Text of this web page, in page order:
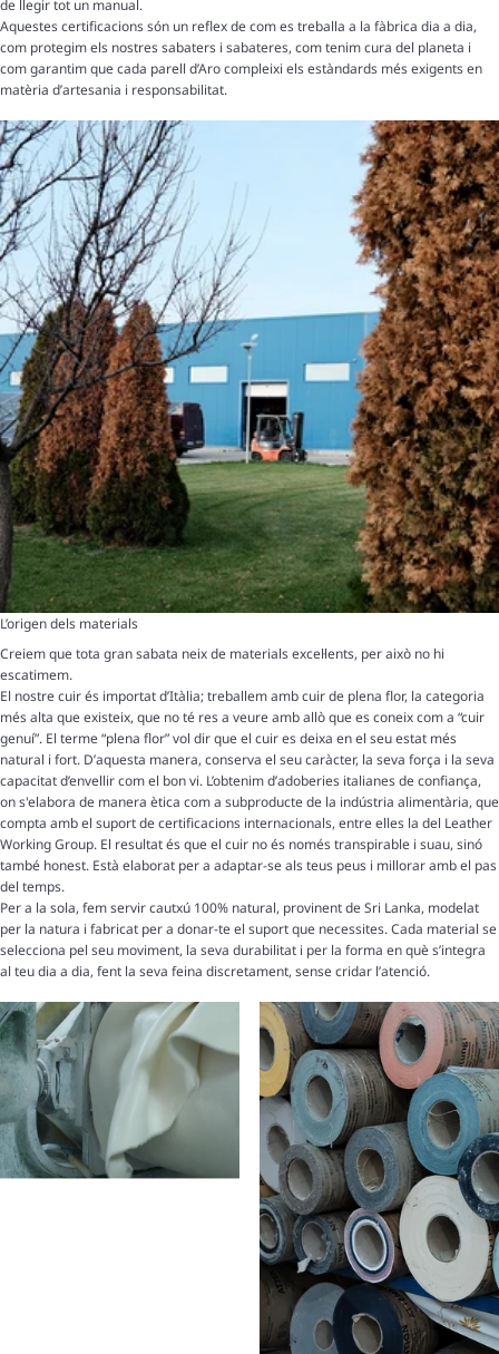
de llegir tot un manual.
Aquestes certificacions són un reflex de com es treballa a la fàbrica dia a dia,
com protegim els nostres sabaters i sabateres, com tenim cura del planeta i
com garantim que cada parell d’Aro compleixi els estàndards més exigents en
matèria d’artesania i responsabilitat.
L’origen dels materials
Creiem que tota gran sabata neix de materials excel·lents, per això no hi
escatimem.
El nostre cuir és importat d’Itàlia; treballem amb cuir de plena flor, la categoria
més alta que existeix, que no té res a veure amb allò que es coneix com a “cuir
genuí”. El terme “plena flor” vol dir que el cuir es deixa en el seu estat més
natural i fort. D’aquesta manera, conserva el seu caràcter, la seva força i la seva
capacitat d’envellir com el bon vi. L’obtenim d’adoberies italianes de confiança,
on s'elabora de manera ètica com a subproducte de la indústria alimentària, que
compta amb el suport de certificacions internacionals, entre elles la del Leather
Working Group. El resultat és que el cuir no és només transpirable i suau, sinó
també honest. Està elaborat per a adaptar-se als teus peus i millorar amb el pas
del temps.
Per a la sola, fem servir cautxú 100% natural, provinent de Sri Lanka, modelat
per la natura i fabricat per a donar-te el suport que necessites. Cada material se
selecciona pel seu moviment, la seva durabilitat i per la forma en què s’integra
al teu dia a dia, fent la seva feina discretament, sense cridar l’atenció.